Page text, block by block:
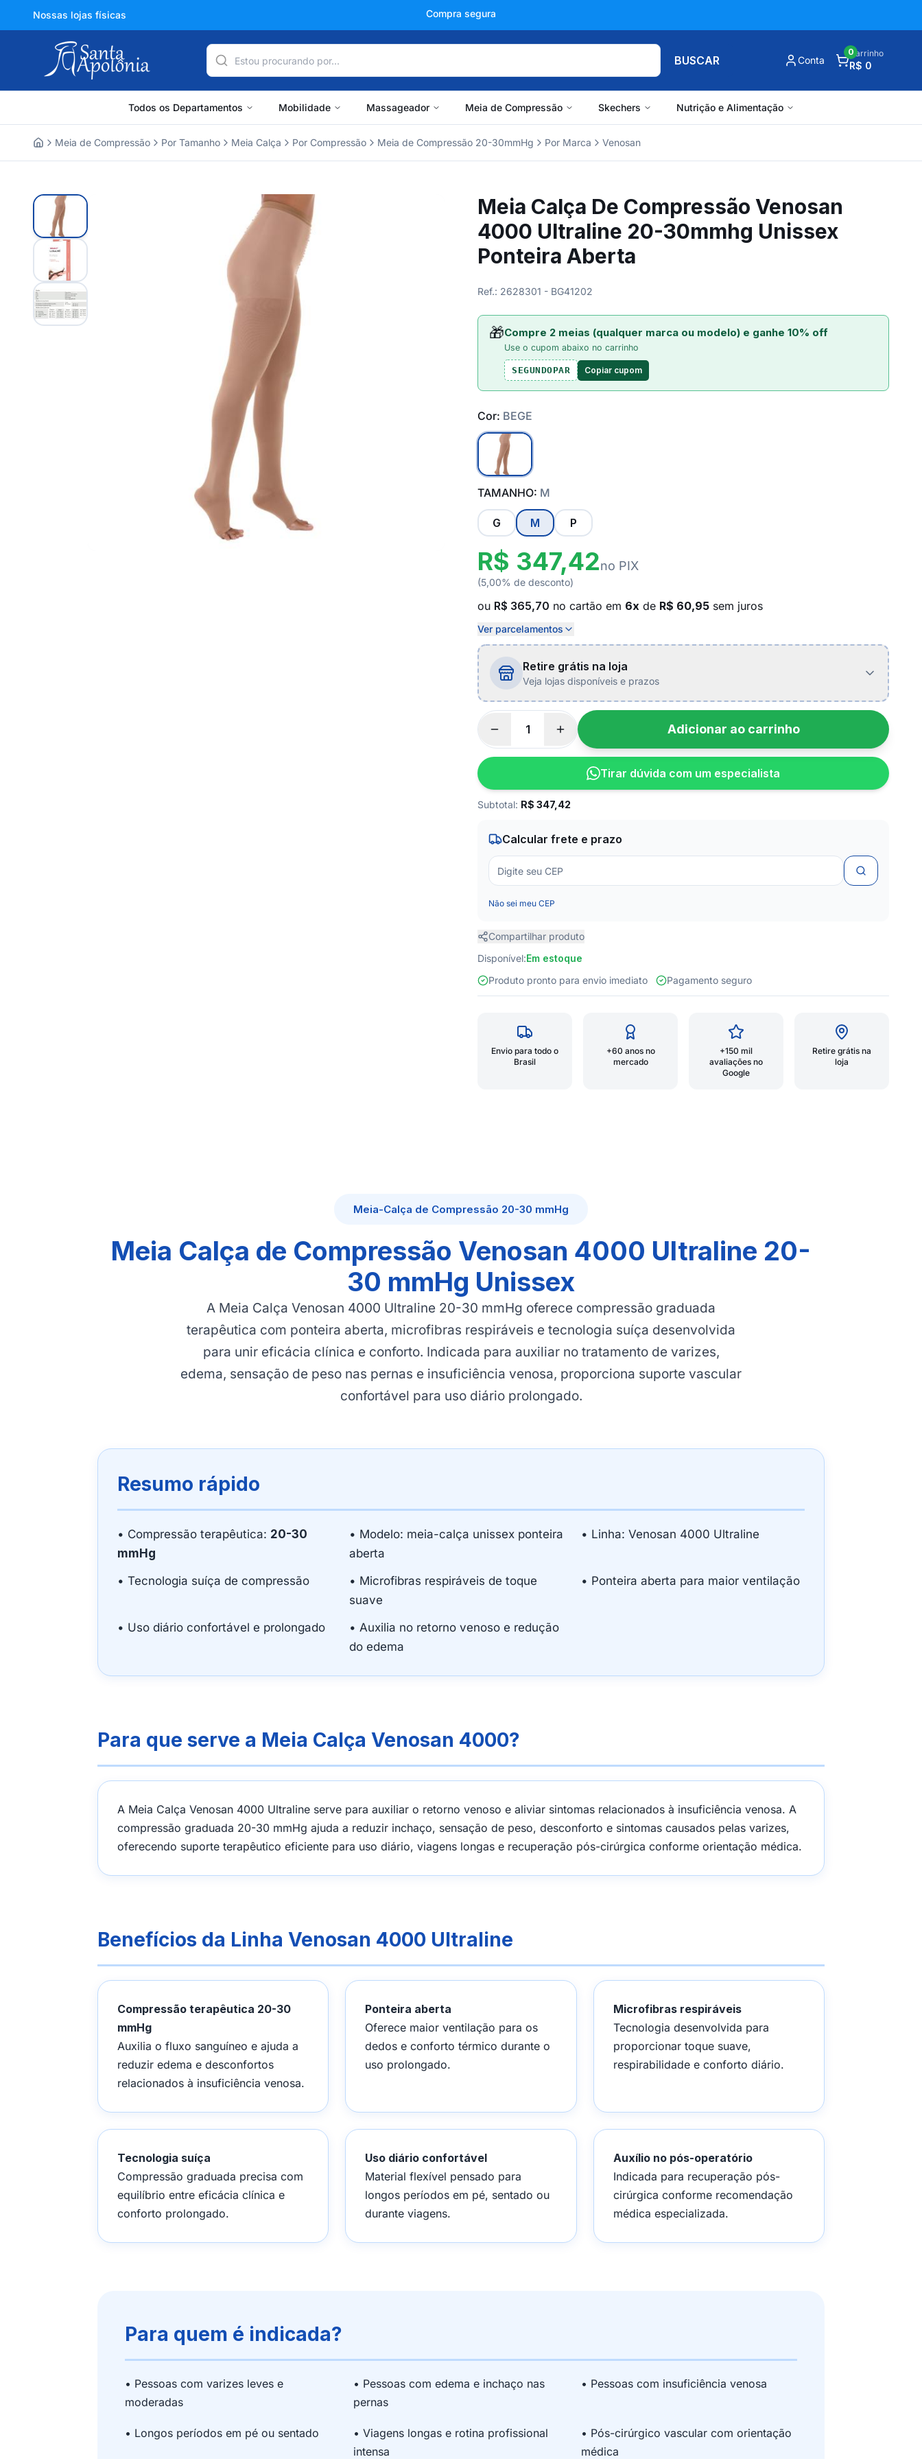
Nossas lojas físicas +150 mil avaliações
BUSCAR Conta
Carrinho
R$ 0
0
Todos os Departamentos Mobilidade Massageador Meia de Compressão Skechers Nutrição e Alimentação
Meia de Compressão Por Tamanho Meia Calça Por Compressão Meia de Compressão 20-30mmHg Por Marca Venosan
Meia Calça De Compressão Venosan
4000 Ultraline 20-30mmhg Unissex
Ponteira Aberta
Ref.: 2628301 - BG41202
🎁Compre 2 meias (qualquer marca ou modelo) e ganhe 10% off
Use o cupom abaixo no carrinho
SEGUNDOPAR Copiar cupom
Cor: BEGE
TAMANHO: M
G M P
R$ 347,42no PIX
(5,00% de desconto)
ou R$ 365,70 no cartão em 6x de R$ 60,95 sem juros
Ver parcelamentos
Retire grátis na loja
Veja lojas disponíveis e prazos
Adicionar ao carrinho
Tirar dúvida com um especialista
Subtotal: R$ 347,42
Calcular frete e prazo
Não sei meu CEP
Compartilhar produto
Disponível:Em estoque
Produto pronto para envio imediato
Pagamento seguro
Envio para todo o
Brasil
+60 anos no
mercado
+150 mil
avaliações no
Google
Retire grátis na
loja
Meia-Calça de Compressão 20-30 mmHg
Meia Calça de Compressão Venosan 4000 Ultraline 20-
30 mmHg Unissex
A Meia Calça Venosan 4000 Ultraline 20-30 mmHg oferece compressão graduada
terapêutica com ponteira aberta, microfibras respiráveis e tecnologia suíça desenvolvida
para unir eficácia clínica e conforto. Indicada para auxiliar no tratamento de varizes,
edema, sensação de peso nas pernas e insuficiência venosa, proporciona suporte vascular
confortável para uso diário prolongado.
Resumo rápido
• Compressão terapêutica: 20-30
mmHg
• Modelo: meia-calça unissex ponteira
aberta
• Linha: Venosan 4000 Ultraline
• Tecnologia suíça de compressão
• Microfibras respiráveis de toque
suave
• Ponteira aberta para maior ventilação
• Uso diário confortável e prolongado
• Auxilia no retorno venoso e redução
do edema
Para que serve a Meia Calça Venosan 4000?
A Meia Calça Venosan 4000 Ultraline serve para auxiliar o retorno venoso e aliviar sintomas relacionados à insuficiência venosa. A
compressão graduada 20-30 mmHg ajuda a reduzir inchaço, sensação de peso, desconforto e sintomas causados pelas varizes,
oferecendo suporte terapêutico eficiente para uso diário, viagens longas e recuperação pós-cirúrgica conforme orientação médica.
Benefícios da Linha Venosan 4000 Ultraline
Compressão terapêutica 20-30
mmHg
Auxilia o fluxo sanguíneo e ajuda a
reduzir edema e desconfortos
relacionados à insuficiência venosa.
Ponteira aberta
Oferece maior ventilação para os
dedos e conforto térmico durante o
uso prolongado.
Microfibras respiráveis
Tecnologia desenvolvida para
proporcionar toque suave,
respirabilidade e conforto diário.
Tecnologia suíça
Compressão graduada precisa com
equilíbrio entre eficácia clínica e
conforto prolongado.
Uso diário confortável
Material flexível pensado para
longos períodos em pé, sentado ou
durante viagens.
Auxílio no pós-operatório
Indicada para recuperação pós-
cirúrgica conforme recomendação
médica especializada.
Para quem é indicada?
• Pessoas com varizes leves e
moderadas
• Pessoas com edema e inchaço nas
pernas
• Pessoas com insuficiência venosa
• Longos períodos em pé ou sentado
• Viagens longas e rotina profissional
intensa
• Pós-cirúrgico vascular com orientação
médica